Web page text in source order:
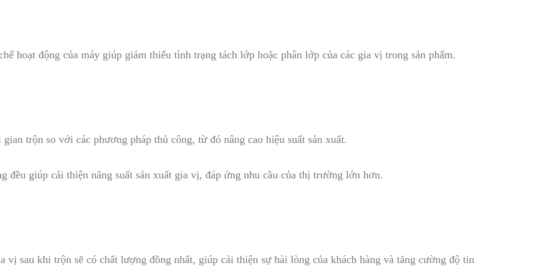
hoạt động của máy giúp giảm thiểu tình trạng tách lớp hoặc phân lớp của các gia vị trong sản phẩm.
trộn so với các phương pháp thủ công, từ đó nâng cao hiệu suất sản xuất.
đều giúp cải thiện năng suất sản xuất gia vị, đáp ứng nhu cầu của thị trường lớn hơn.
vị sau khi trộn sẽ có chất lượng đồng nhất, giúp cải thiện sự hài lòng của khách hàng và tăng cường độ tin